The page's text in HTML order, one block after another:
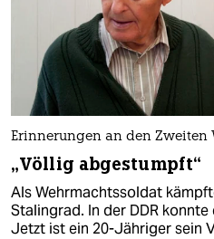
Erinnerungen an den Zweiten
„Völlig abgestumpft“
Als Wehrmachtssoldat
Stalingrad. In der DDR
Jetzt ist ein 20-Jähriger sein